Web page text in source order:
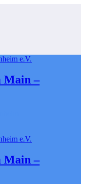
Main –
Main –